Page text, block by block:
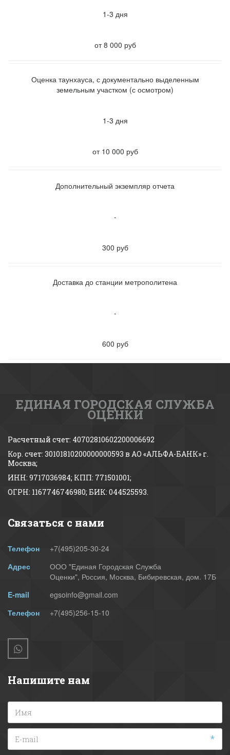
1-3 дня
от 8 000 руб
Оценка таунхауса, с документально выделенным
земельным участком (с осмотром)
1-3 дня
от 10 000 руб
Дополнительный экземпляр отчета
-
300 руб
Доставка до станции метрополитена
-
600 руб
ЕДИНАЯ ГОРОДСКАЯ СЛУЖБА
ОЦЕНКИ
Расчетный счет: 40702810602200006692
Кор. счет: 30101810200000000593 в АО «АЛЬФА-БАНК» г.
Москва;
ИНН: 9717036984; КПП: 771501001;
ОГРН: 1167746746980; БИК: 044525593.
Связаться с нами
Телефон +7(495)205-30-24
Адрес
ООО "Единая Городская Служба
Оценки", Россия, Москва, Бибиревская, дом. 17Б
E-mail
egsoinfo@gmail.com
Телефон
+7(495)256-15-10
Напишите нам
*